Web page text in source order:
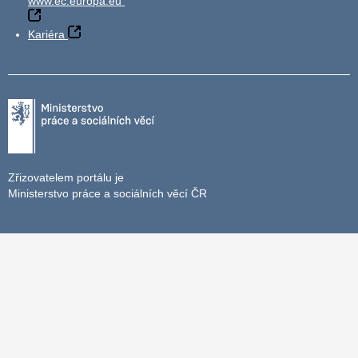
Kariéra
Zřizovatelem portálu je
Ministerstvo práce a sociálních věcí ČR